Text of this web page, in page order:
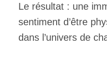
Le résultat : une
sentiment d’être
dans l’univers de